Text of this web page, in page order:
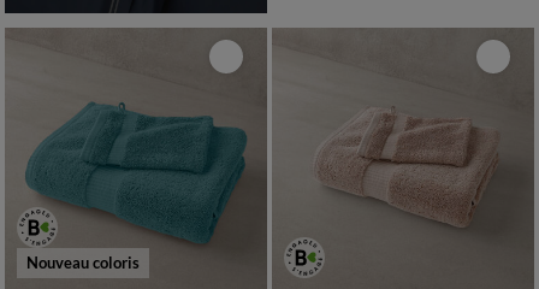
Nouveau coloris